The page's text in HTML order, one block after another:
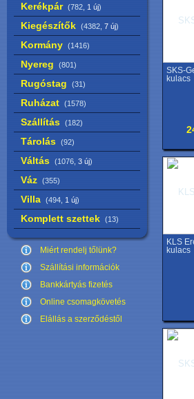
Kerékpár (782, 1 új)
Kiegészítők (4382, 7 új)
Kormány (1416)
Nyereg (801)
Rugóstag (31)
Ruházat (1578)
Szállítás (182)
Tárolás (92)
Váltás (1076, 3 új)
Váz (355)
Villa (494, 1 új)
Komplett szettek (13)
Miért rendelj tőlünk?
Szállítási információk
Bankkártyás fizetés
Online csomagkövetés
Elállás a szerződéstől
SKS-
kulacs
KLS
kulacs